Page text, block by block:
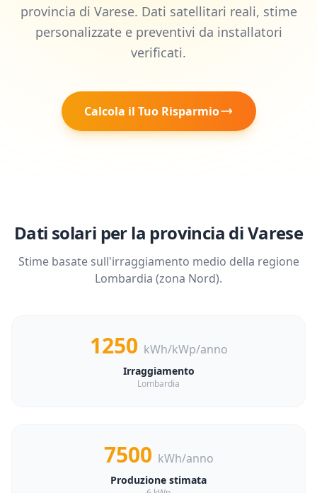
provincia di Varese. Dati satellitari reali, stime
personalizzate e preventivi da installatori
verificati.
Calcola il Tuo Risparmio
Dati solari per la provincia diVarese
Stime basate sull'irraggiamento medio della regione
Lombardia (zona Nord).
1250 kWh/kWp/anno
Irraggiamento
Lombardia
7500 kWh/anno
Produzione stimata